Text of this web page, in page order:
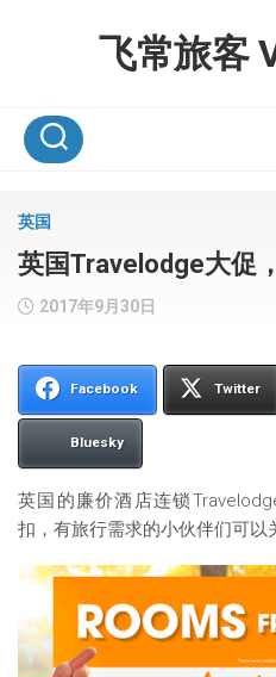
飞常旅客
英国
英国Travelodge大促
2017年9月30日
Facebook Twitter
Bluesky
英国的廉价酒店连锁
扣，有旅行需求的小伙伴们可以